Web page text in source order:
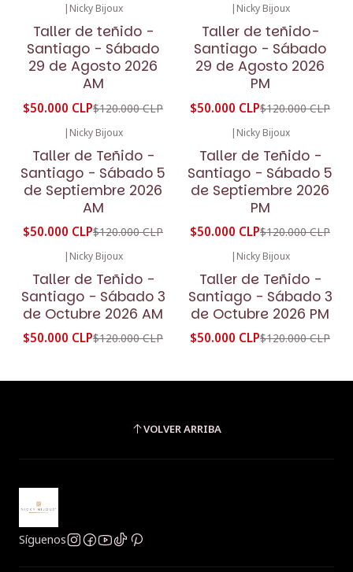
| Nicky Bijoux
Taller de teñido -
Santiago - Sábado
29 de Agosto 2026
AM
$50.000 CLP$120.000 CLP
| Nicky Bijoux
Taller de teñido-
Santiago - Sábado
29 de Agosto 2026
PM
$50.000 CLP$120.000 CLP
| Nicky Bijoux
Taller de Teñido -
Santiago - Sábado 5
de Septiembre 2026
AM
$50.000 CLP$120.000 CLP
| Nicky Bijoux
Taller de Teñido -
Santiago - Sábado 5
de Septiembre 2026
PM
$50.000 CLP$120.000 CLP
| Nicky Bijoux
Taller de Teñido -
Santiago - Sábado 3
de Octubre 2026 AM
$50.000 CLP$120.000 CLP
| Nicky Bijoux
Taller de Teñido -
Santiago - Sábado 3
de Octubre 2026 PM
$50.000 CLP$120.000 CLP
VOLVER ARRIBA
Síguenos